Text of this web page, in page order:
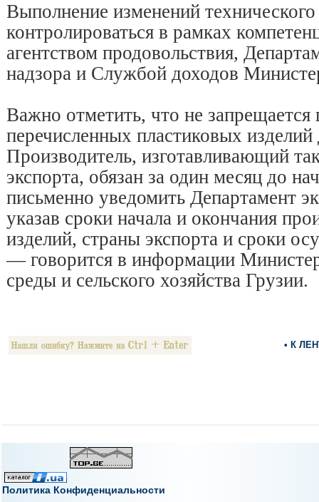
Выполнение изменений технического
контролироваться в рамках
агентством продовольствия,
надзора и Службой доходов
Важно отметить, что не запрещается
перечисленных пластиковых
Производитель, изготавливающий
экспорта, обязан за один месяц до
письменно уведомить Департамент
указав сроки начала и окончания
изделий, страны экспорта и сроки
— говорится в информации
среды и сельского хозяйства Грузии.
• К
Политика Конфиденциальности